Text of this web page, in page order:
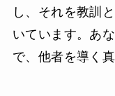
し、それを教訓
いています。あ
で、他者を導く